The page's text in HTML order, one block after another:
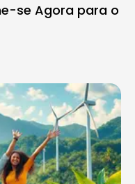
se Agora para o